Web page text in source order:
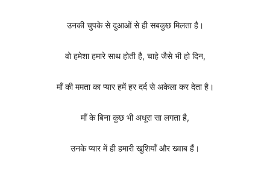
उनकी चुपके से दुआओं से ही सबकुछ मिलता है।
वो हमेशा हमारे साथ होती है, चाहे जैसे भी हो दिन,
माँ की ममता का प्यार हमें हर दर्द से अकेला कर देता है।
माँ के बिना कुछ भी अधूरा सा लगता है,
उनके प्यार में ही हमारी खुशियाँ और ख्वाब हैं।